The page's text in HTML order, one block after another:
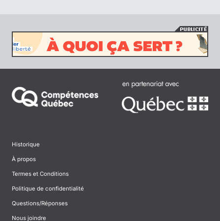
Historique
À propos
Termes et Conditions
Politique de confidentialité
Questions/Réponses
Nous joindre